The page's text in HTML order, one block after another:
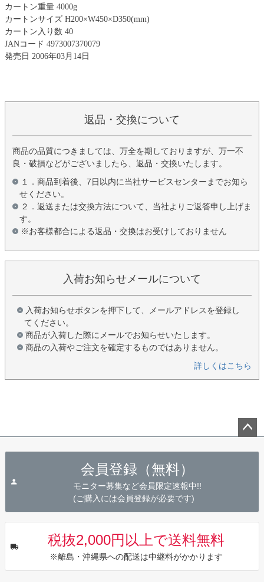
カートン重量 4000g
カートンサイズ H200×W450×D350(mm)
カートン入り数 40
JANコード 4973007370079
発売日 2006年03月14日
返品・交換について
商品の品質につきましては、万全を期しておりますが、万一不
良・破損などがございましたら、返品・交換いたします。
１．商品到着後、7日以内に当社サービスセンターまでお知ら
せください。
２．返送または交換方法について、当社よりご返答申し上げま
す。
※お客様都合による返品・交換はお受けしておりません
入荷お知らせメールについて
入荷お知らせボタンを押下して、メールアドレスを登録し
てください。
商品が入荷した際にメールでお知らせいたします。
商品の入荷やご注文を確定するものではありません。
詳しくはこちら
会員登録（無料）
モニター募集など会員限定速報中!!
(ご購入には会員登録が必要です)
税抜2,000円以上で送料無料
※離島・沖縄県への配送は中継料がかかります